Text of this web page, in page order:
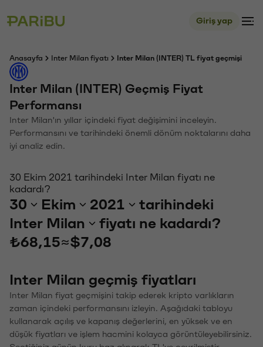
Giriş yap
Anasayfa Inter Milan fiyatı Inter Milan (INTER) TL fiyat geçmişi
Inter Milan (INTER) Geçmiş Fiyat
Performansı
Inter Milan'ın yıllar içindeki fiyat değişimini inceleyin.
Performansını ve tarihindeki önemli dönüm noktalarını daha
iyi analiz edin.
30 Ekim 2021 tarihindeki Inter Milan fiyatı ne
kadardı?
30 Ekim 2021
tarihindeki
Inter Milan
fiyatı ne kadardı?
₺68,15≈$7,08
Inter Milan geçmiş fiyatları
Inter Milan fiyat geçmişini takip ederek kripto varlıkların
zaman içindeki performansını izleyin. Aşağıdaki tabloyu
kullanarak açılış ve kapanış değerlerini, en yüksek ve en
düşük fiyatları ve işlem hacmini kolayca görüntüleyebilirsiniz.